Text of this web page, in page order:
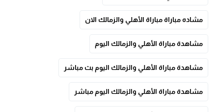
مشاده مباراة مباراة الأهلي والزمالك الان
مشاهدة مباراة الأهلي والزمالك اليوم
مشاهدة مباراة الأهلي والزمالك اليوم بث مباشر
مشاهدة مباراة الأهلي والزمالك اليوم مباشر